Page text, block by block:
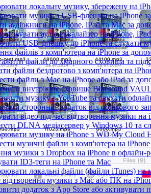
локальну музику, збережену на
музику з USB-флешки на iPhone
аудіокниги на iPhone, iPad та Mac за
аудіо еквалайзер на iPhone,
USB-флешку до iPhone та слухати
файлів з комп'ютера на iPhone за
файли до хмарного сховища та
файли бездротово з комп'ютера на
файли з Mac на iPhone або iPad за
внутрішнє сховище Bluesound
музику з YouTube та слухати
сторонній додаток від облікового
відео під час відтворення музики на
DLNA медіасервер у Windows 10 та
музику на iPhone з WD My Cloud
музичні файли з комп'ютера на
музики з Dropbox на iPhone в офлайн-
ID3-теги на iPhone та Mac
локальні файли (файли iTunes) на
відтворення музики з Mac або ПК на
додаток з App Store або